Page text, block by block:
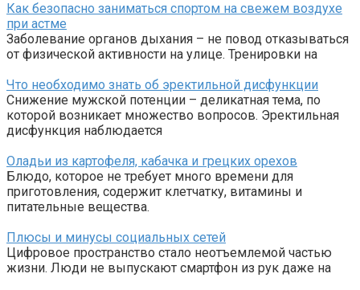
Как безопасно заниматься спортом на свежем воздухе
при астме
Заболевание органов дыхания – не повод отказываться
от физической активности на улице. Тренировки на
Что необходимо знать об эректильной дисфункции
Снижение мужской потенции – деликатная тема, по
которой возникает множество вопросов. Эректильная
дисфункция наблюдается
Оладьи из картофеля, кабачка и грецких орехов
Блюдо, которое не требует много времени для
приготовления, содержит клетчатку, витамины и
питательные вещества.
Плюсы и минусы социальных сетей
Цифровое пространство стало неотъемлемой частью
жизни. Люди не выпускают смартфон из рук даже на